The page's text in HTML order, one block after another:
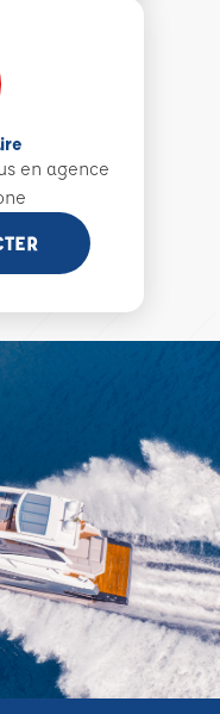
en agence